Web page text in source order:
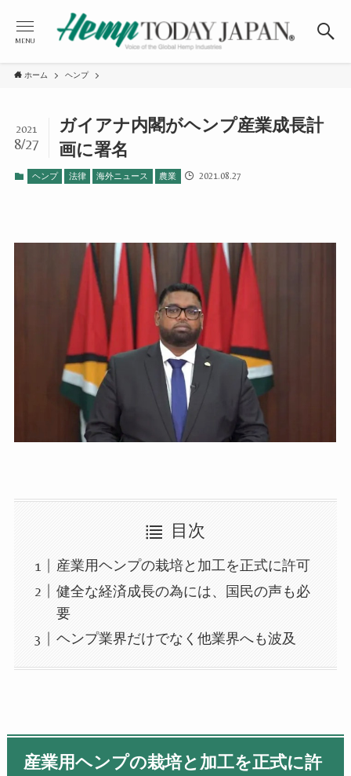
MENU
ホーム ヘンプ
ガイアナ内閣がヘンプ産業成長計
画に署名
2021
8/27
ヘンプ 法律 海外ニュース 農業 2021.08.27
目次
産業用ヘンプの栽培と加工を正式に許可
健全な経済成長の為には、国民の声も必
要
ヘンプ業界だけでなく他業界へも波及
産業用ヘンプの栽培と加工を正式に許